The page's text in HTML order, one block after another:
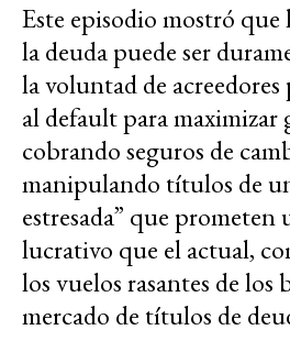
Este episodio mostró que
la deuda puede ser
la voluntad de
al default para maximizar
cobrando seguros de
manipulando títulos de
estresada” que
lucrativo que el actual,
los vuelos rasantes de los
mercado de títulos de